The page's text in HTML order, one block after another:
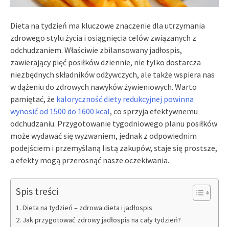
Dieta na tydzień ma kluczowe znaczenie dla utrzymania
zdrowego stylu życia i osiągnięcia celów związanych z
odchudzaniem. Właściwie zbilansowany jadłospis,
zawierający pięć posiłków dziennie, nie tylko dostarcza
niezbędnych składników odżywczych, ale także wspiera nas
w dążeniu do zdrowych nawyków żywieniowych. Warto
pamiętać, że kaloryczność diety redukcyjnej powinna
wynosić od 1500 do 1600 kcal, co sprzyja efektywnemu
odchudzaniu. Przygotowanie tygodniowego planu posiłków
może wydawać się wyzwaniem, jednak z odpowiednim
podejściem i przemyślaną listą zakupów, staje się prostsze,
a efekty mogą przerosnąć nasze oczekiwania.
Spis treści
Dieta na tydzień – zdrowa dieta i jadłospis
Jak przygotować zdrowy jadłospis na cały tydzień?